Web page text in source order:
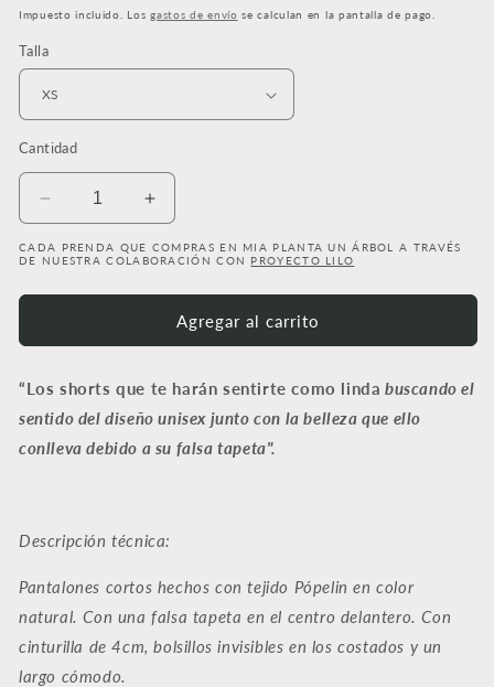
habitual
Impuesto incluido. Losgastos de envío se calculan en la pantalla de pago.
Talla
Cantidad
Reducir
cantidad
para
Ira
Aumentar
cantidad
para
Ira
CADA PRENDA QUE COMPRAS EN MIA PLANTA UN ÁRBOL A TRAVÉS
DE NUESTRA COLABORACIÓN CON PROYECTO LILO
Agregar al carrito
“Los shorts que te harán sentirte como linda buscando el
sentido del diseño unisex junto con la belleza que ello
conlleva debido a su falsa tapeta".
Descripción técnica:
Pantalones cortos hechos con tejido Pópelin en color
natural. Con una falsa tapeta en el centro delantero. Con
cinturilla de 4cm, bolsillos invisibles en los costados y un
largo cómodo.